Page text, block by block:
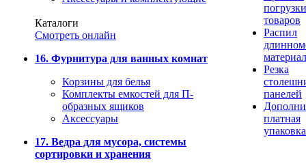
Каталоги
Смотреть онлайн
16. Фурнитура для ванных комнат
Корзины для белья
Комплекты емкостей для П-
образных ящиков
Аксессуары
17. Ведра для мусора, системы
сортировки и хранения
погрузки
товаров
Распил
Резка
панелей
платная
упаковка